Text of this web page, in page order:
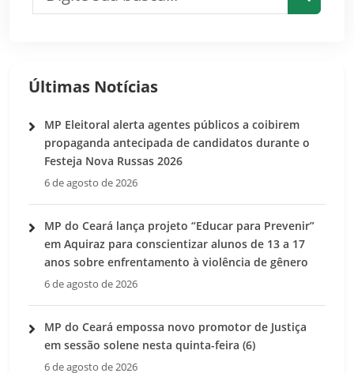
Últimas Notícias
MP Eleitoral alerta agentes públicos a coibirem
propaganda antecipada de candidatos durante o
Festeja Nova Russas 2026
6 de agosto de 2026
MP do Ceará lança projeto “Educar para Prevenir”
em Aquiraz para conscientizar alunos de 13 a 17
anos sobre enfrentamento à violência de gênero
6 de agosto de 2026
MP do Ceará empossa novo promotor de Justiça
em sessão solene nesta quinta-feira (6)
6 de agosto de 2026